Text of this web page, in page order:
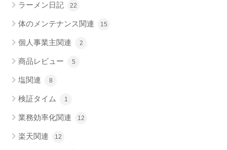
ラーメン日記 22
体のメンテナンス関連 15
個人事業主関連 2
商品レビュー 5
塩関連 8
検証タイム 1
業務効率化関連 12
楽天関連 12